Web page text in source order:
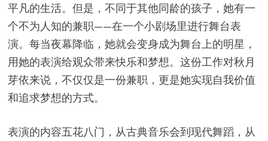
平凡的生活。但是，不同于其他同龄的孩子，她有一
个不为人知的兼职——在一个小剧场里进行舞台表
演。每当夜幕降临，她就会变身成为舞台上的明星，
用她的表演给观众带来快乐和梦想。这份工作对秋月
芽依来说，不仅仅是一份兼职，更是她实现自我价值
和追求梦想的方式。
表演的内容五花八门，从古典音乐会到现代舞蹈，从